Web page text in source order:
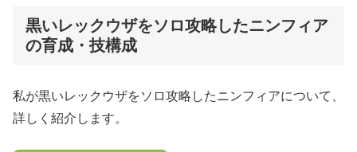
黒いレックウザをソロ攻略したニンフィア
の育成・技構成
私が黒いレックウザをソロ攻略したニンフィアについて、
詳しく紹介します。